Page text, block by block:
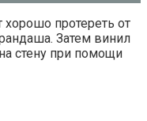
хорошо протереть от
Затем винил
стену при помощи